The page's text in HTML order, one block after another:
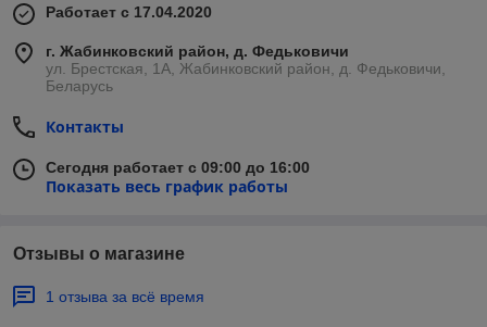
Работает с 17.04.2020
г. Жабинковский район, д. Федьковичи
ул. Брестская, 1А, Жабинковский район, д. Федьковичи,
Беларусь
Контакты
Сегодня работает с 09:00 до 16:00
Показать весь график работы
Отзывы о магазине
1 отзыва за всё время